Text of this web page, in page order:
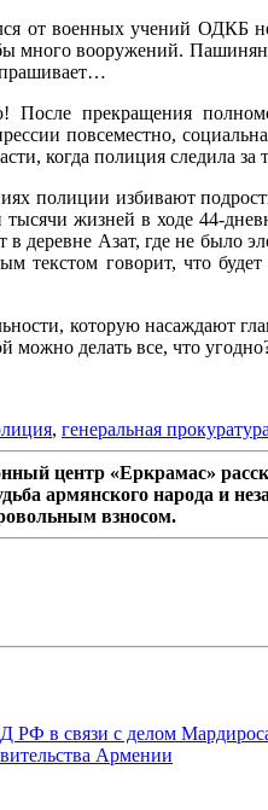
от военных учений ОДКБ
много вооружений.
прекращения
повсеместно,
когда полиция следила
полиции избивают
жизней в ходе 44-
деревне Азат, где не было
текстом говорит, что
которую насаждают
можно делать все, что
, генеральная
центр «Еркрамас»
армянского народа и
взносом.
РФ в связи с делом
Армении